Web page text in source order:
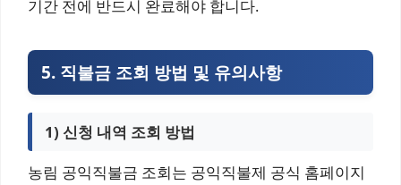
기간 전에 반드시 완료해야 합니다.
5. 직불금 조회 방법 및 유의사항
1) 신청 내역 조회 방법
농림 공익직불금 조회는 공익직불제 공식 홈페이지